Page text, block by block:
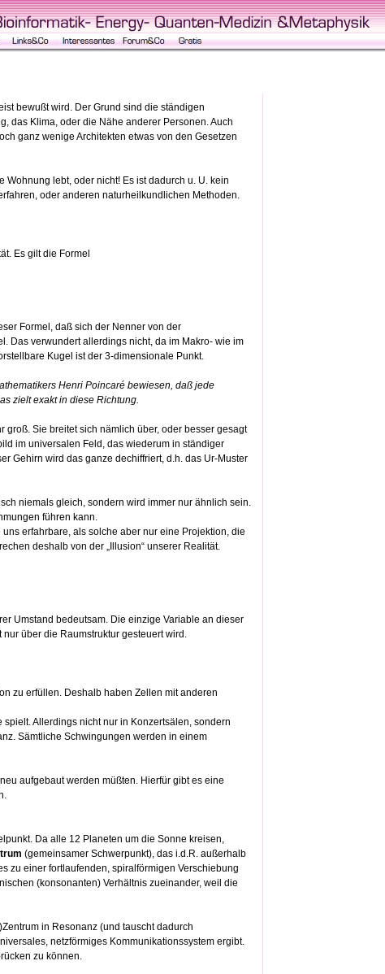
bewußt wird. Der Grund sind die ständigen
das Klima, oder die Nähe anderer Personen. Auch
ganz wenige Architekten etwas von den Gesetzen
lebt, oder nicht! Es ist dadurch u. U. kein
oder anderen naturheilkundlichen Methoden.
Es gilt die Formel
Formel, daß sich der Nenner von der
Das verwundert allerdings nicht, da im Makro- wie im
Kugel ist der 3-dimensionale Punkt.
Henri Poincaré bewiesen, daß jede
zielt exakt in diese Richtung.
Sie breitet sich nämlich über, oder besser gesagt
im universalen Feld, das wiederum in ständiger
Gehirn wird das ganze dechiffriert, d.h. das Ur-Muster
niemals gleich, sondern wird immer nur ähnlich sein.
führen kann.
erfahrbare, als solche aber nur eine Projektion, die
deshalb von der „Illusion“ unserer Realität.
Umstand bedeutsam. Die einzige Variable an dieser
über die Raumstruktur gesteuert wird.
zu erfüllen. Deshalb haben Zellen mit anderen
Allerdings nicht nur in Konzertsälen, sondern
Sämtliche Schwingungen werden in einem
aufgebaut werden müßten. Hierfür gibt es eine
Da alle 12 Planeten um die Sonne kreisen,
(gemeinsamer Schwerpunkt), das i.d.R. außerhalb
zu einer fortlaufenden, spiralförmigen Verschiebung
(konsonanten) Verhältnis zueinander, weil die
in Resonanz (und tauscht dadurch
netzförmiges Kommunikationssystem ergibt.
zu können.